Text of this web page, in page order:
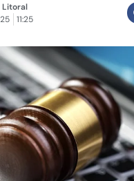
Litoral
11:25